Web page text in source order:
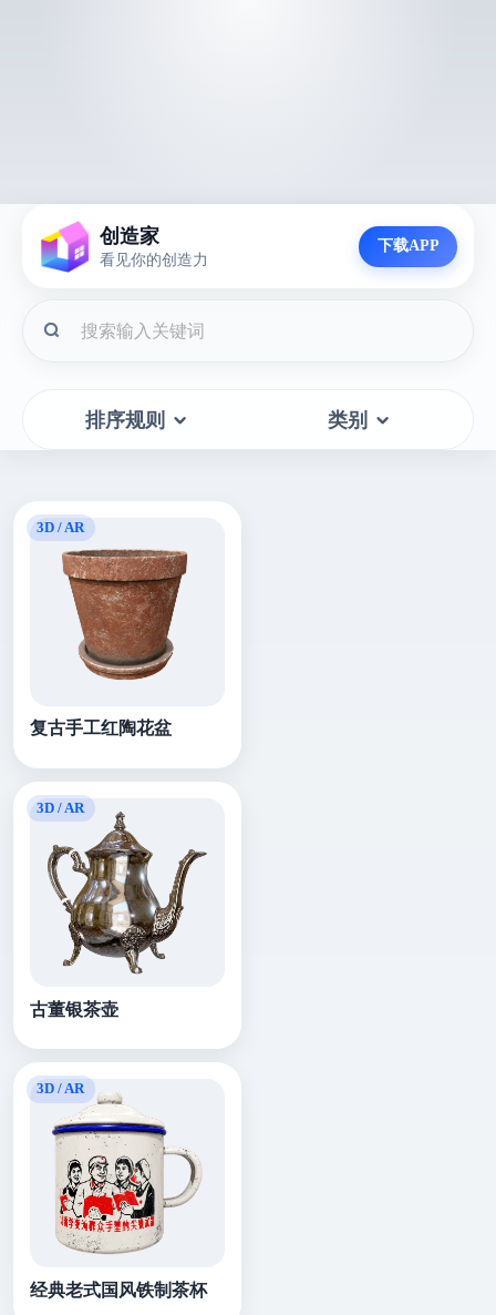
创造家
看见你的创造力
下载APP
排序规则 类别
复古手工红陶花盆
古董银茶壶
经典老式国风铁制茶杯